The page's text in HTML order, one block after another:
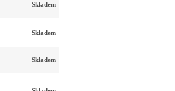
Skladem
Skladem
Skladem